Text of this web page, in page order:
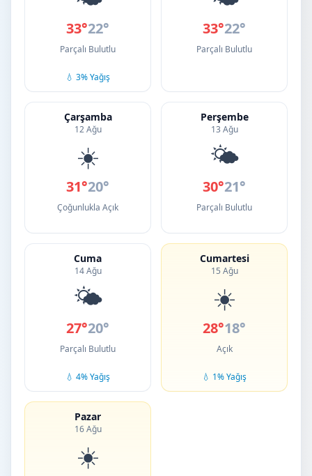
33°22°
Parçalı Bulutlu
💧 3% Yağış
33°22°
Parçalı Bulutlu
Çarşamba
12 Ağu
☀️
31°20°
Çoğunlukla Açık
Perşembe
13 Ağu
🌤️
30°21°
Parçalı Bulutlu
Cuma
14 Ağu
🌤️
27°20°
Parçalı Bulutlu
💧 4% Yağış
Cumartesi
15 Ağu
☀️
28°18°
Açık
💧 1% Yağış
Pazar
16 Ağu
☀️